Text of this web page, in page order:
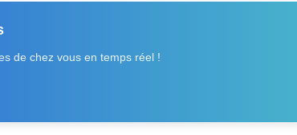
de chez vous en temps réel !